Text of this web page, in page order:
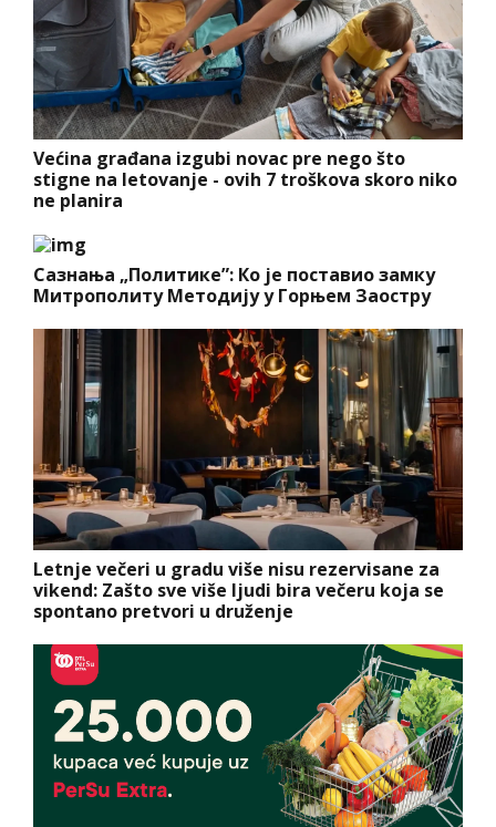
Većina građana izgubi novac pre nego što
stigne na letovanje - ovih 7 troškova skoro niko
ne planira
Сазнања „Политике”: Ко је поставио замку
Митрополиту Методију у Горњем Заостру
Letnje večeri u gradu više nisu rezervisane za
vikend: Zašto sve više ljudi bira večeru koja se
spontano pretvori u druženje